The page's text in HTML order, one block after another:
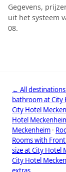
Gegevens,
uit het systeem
08.
← All
bathroom at City
City Hotel
Hotel
Meckenheim ·
Rooms with
size at City Hotel
City Hotel